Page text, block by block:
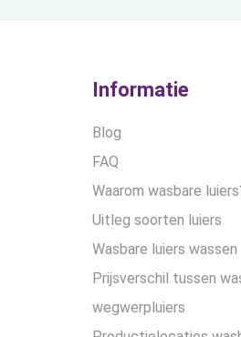
Informatie
Blog
FAQ
Waarom wasbare
Uitleg soorten luiers
Wasbare luiers wassen
Prijsverschil tussen
wegwerpluiers